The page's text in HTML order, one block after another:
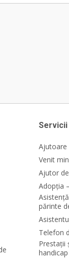
Servicii
Ajutoare
Venit
Ajutor
Adopția
părinte
Telefon
Prestații
handicap